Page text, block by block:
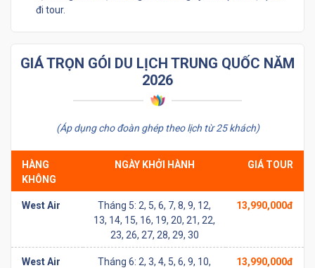
đi tour.
GIÁ TRỌN GÓI DU LỊCH TRUNG QUỐC NĂM
2026
(Áp dụng cho đoàn ghép theo lịch từ 25 khách)
HÀNG
KHÔNG
NGÀY KHỞI HÀNH GIÁ TOUR
West Air
Tháng 5: 2, 5, 6, 7, 8, 9, 12,
13, 14, 15, 16, 19, 20, 21, 22,
23, 26, 27, 28, 29, 30
13,990,000đ
West Air
Tháng 6: 2, 3, 4, 5, 6, 9, 10,
13,990,000đ